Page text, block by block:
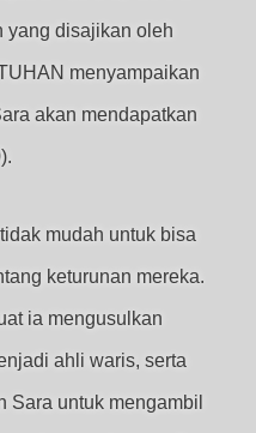
yang disajikan oleh
menyampaikan
akan mendapatkan
mudah untuk bisa
keturunan mereka.
ia mengusulkan
ahli waris, serta
Sara untuk mengambil